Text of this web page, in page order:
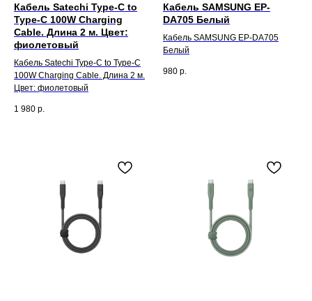
Кабель Satechi Type-C to
Type-C 100W Charging
Cable. Длина 2 м. Цвет:
фиолетовый
Кабель Satechi Type-C to Type-C
100W Charging Cable. Длина 2 м.
Цвет: фиолетовый
1 980 р.
Кабель SAMSUNG EP-
DA705 Белый
Кабель SAMSUNG EP-DA705
Белый
980 р.